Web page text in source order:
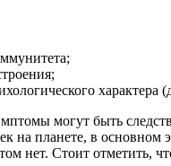
характера
могут быть
на планете, в основном
нет. Стоит отметить,